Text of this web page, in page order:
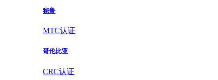
秘鲁
MTC认证
哥伦比亚
CRC认证